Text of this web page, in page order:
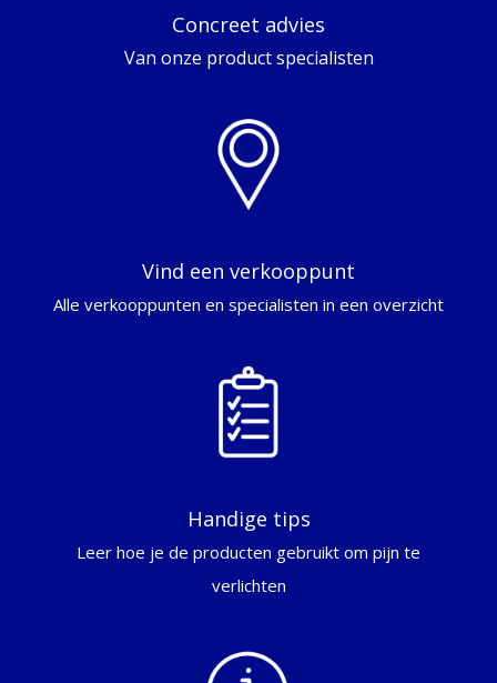
Concreet advies
Van onze product specialisten
Vind een verkooppunt
Alle verkooppunten en specialisten in een overzicht
Handige tips
Leer hoe je de producten gebruikt om pijn te
verlichten